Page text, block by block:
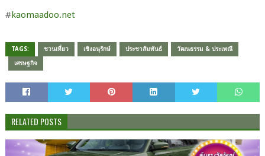
#​kaomaadoo.net
TAGS: ชวนเที่ยว เชิงอนุรักษ์ ประชาสัมพันธ์ วัฒนธรรม & ประเพณี
เศรษฐกิจ
RELATED POSTS